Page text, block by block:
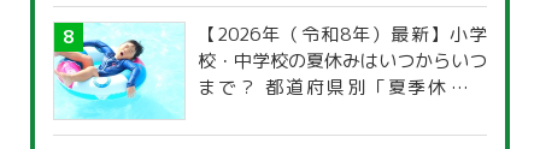
【2026年（令和8年）最新】小学
校・中学校の夏休みはいつからいつ
まで？ 都道府県別「夏季休暇一